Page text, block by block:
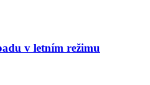
v letním režimu